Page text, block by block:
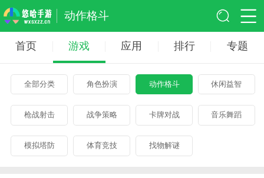
动作格斗
首页 游戏 应用 排行 专题
全部分类 角色扮演 动作格斗 休闲益智
枪战射击 战争策略 卡牌对战 音乐舞蹈
模拟塔防 体育竞技 找物解谜